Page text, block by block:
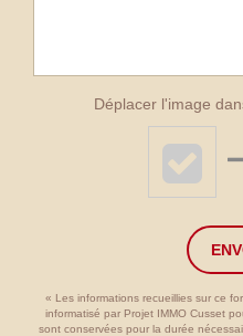
Déplacer l'image
« Les informations recueillies sur ce
informatisé par Projet IMMO Cusset
sont conservées pour la durée